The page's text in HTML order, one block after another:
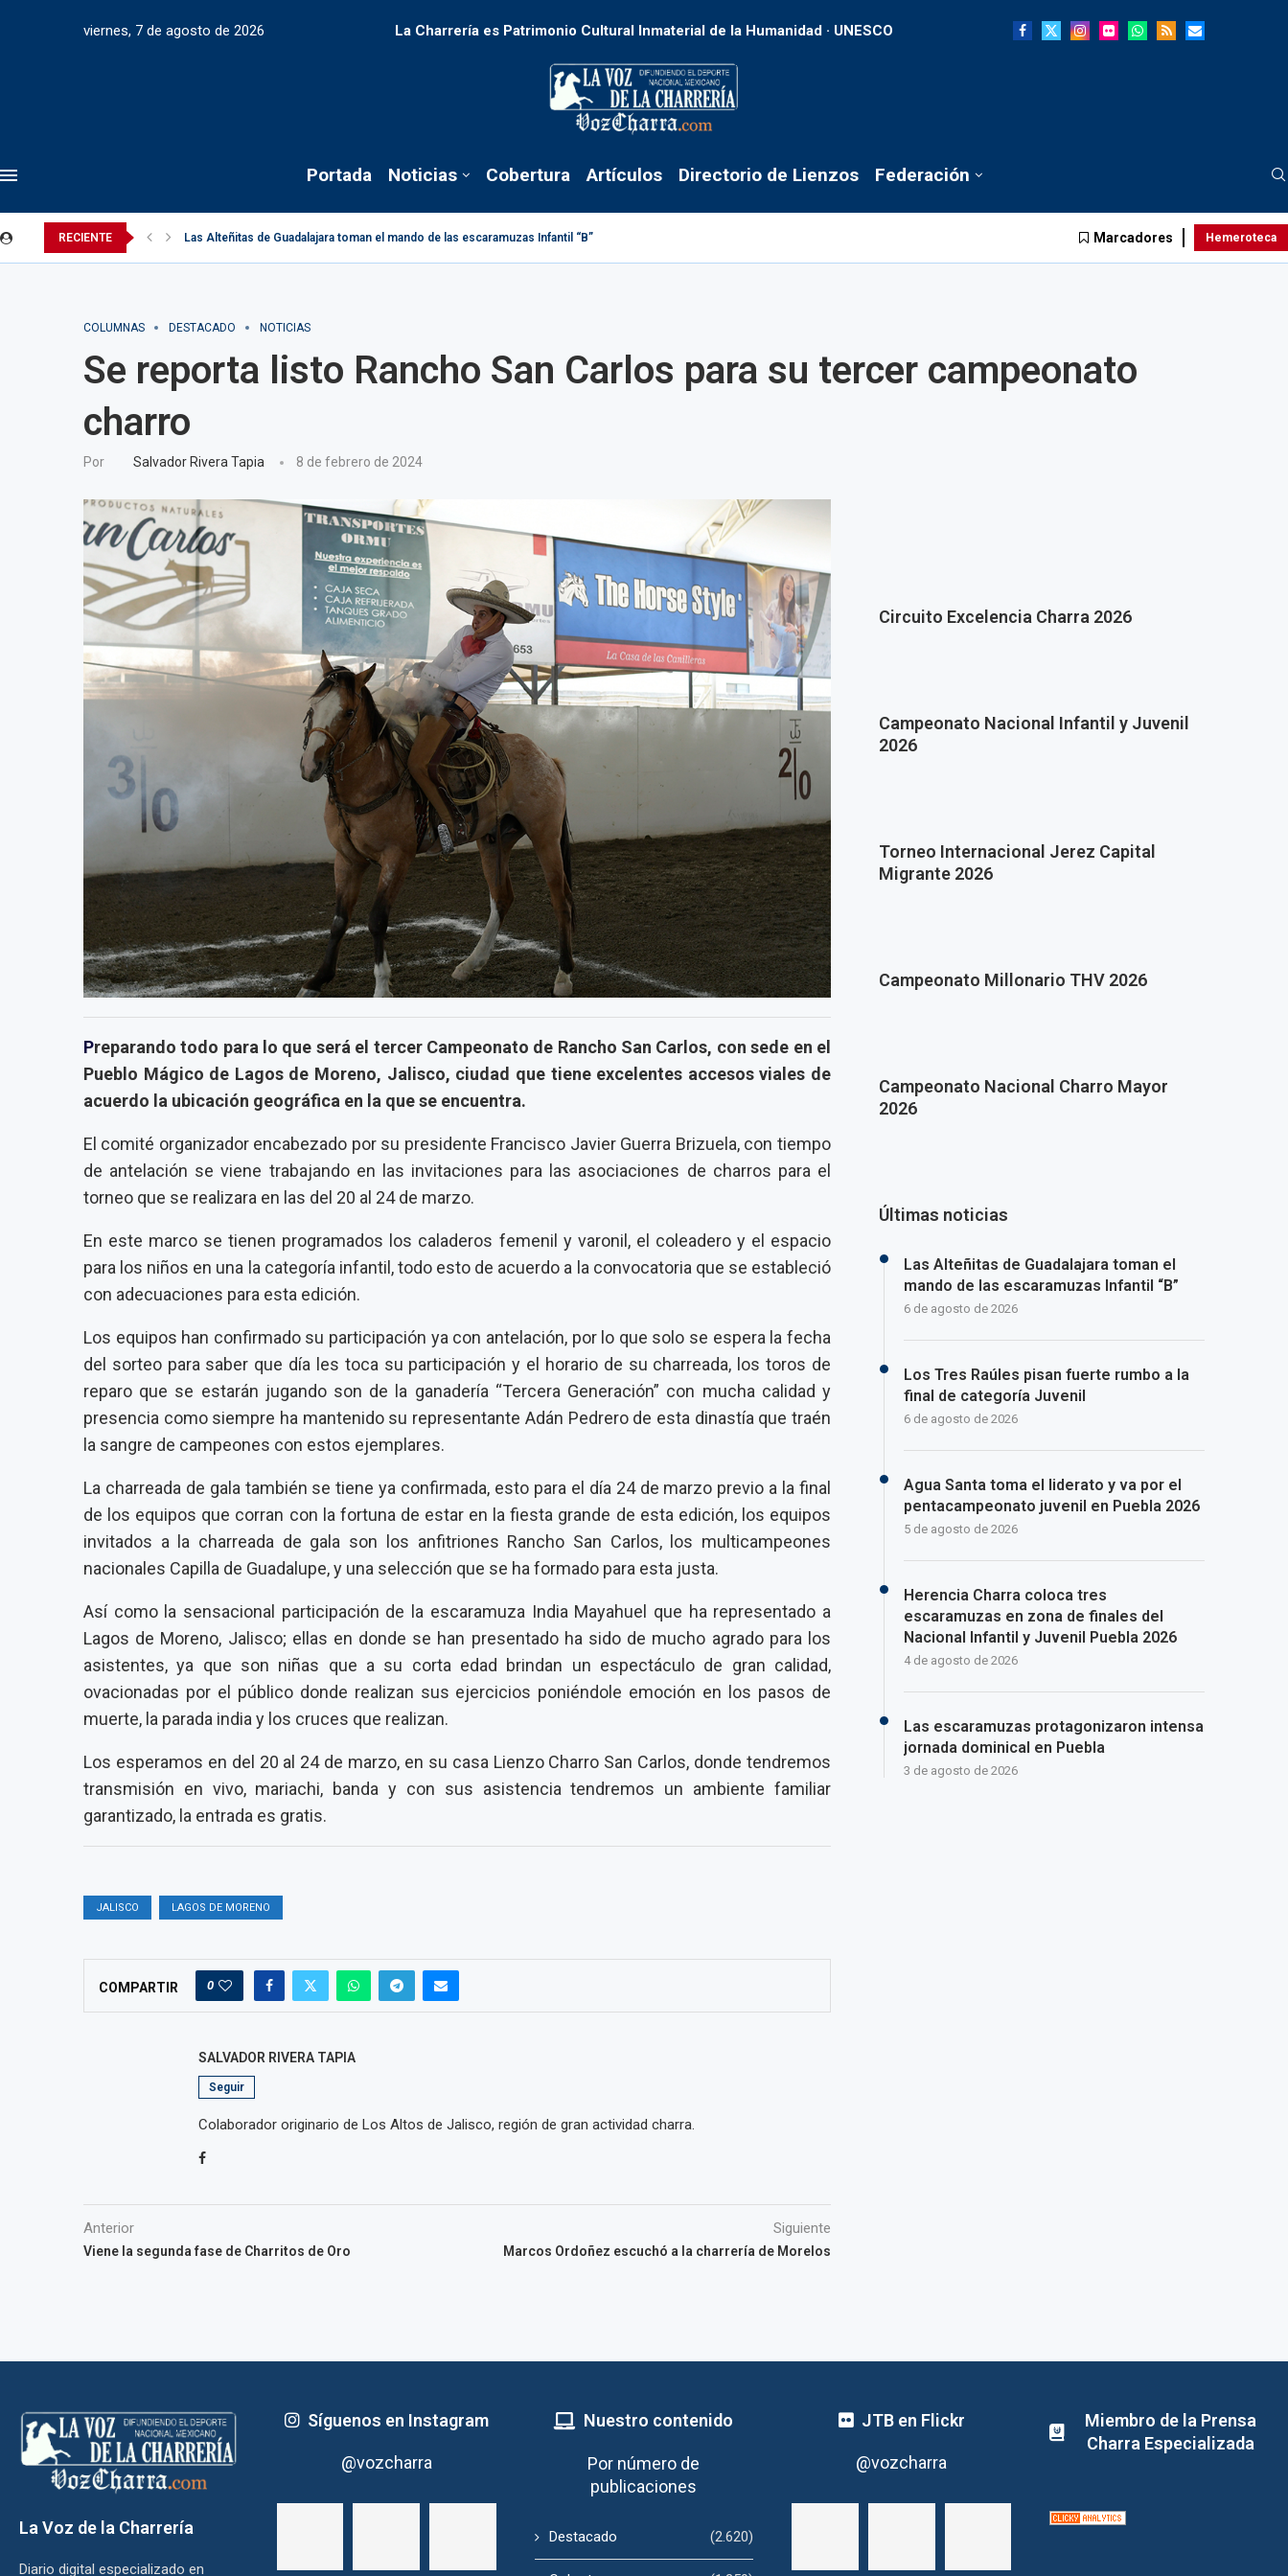
viernes, 7 de agosto de 2026 La Charrería es Patrimonio Cultural Inmaterial de la Humanidad · UNESCO
Portada Noticias Cobertura Artículos Directorio de Lienzos Federación
RECIENTE Las Alteñitas de Guadalajara toman el mando de las escaramuzas Infantil “B” Marcadores Hemeroteca
COLUMNAS DESTACADO NOTICIAS
Se reporta listo Rancho San Carlos para su tercer campeonato
charro
Por Salvador Rivera Tapia 8 de febrero de 2024
Preparando todo para lo que será el tercer Campeonato de Rancho San Carlos, con sede en el
Pueblo Mágico de Lagos de Moreno, Jalisco, ciudad que tiene excelentes accesos viales de
acuerdo la ubicación geográfica en la que se encuentra.
El comité organizador encabezado por su presidente Francisco Javier Guerra Brizuela, con tiempo
de antelación se viene trabajando en las invitaciones para las asociaciones de charros para el
torneo que se realizara en las del 20 al 24 de marzo.
En este marco se tienen programados los caladeros femenil y varonil, el coleadero y el espacio
para los niños en una la categoría infantil, todo esto de acuerdo a la convocatoria que se estableció
con adecuaciones para esta edición.
Los equipos han confirmado su participación ya con antelación, por lo que solo se espera la fecha
del sorteo para saber que día les toca su participación y el horario de su charreada, los toros de
reparo que se estarán jugando son de la ganadería “Tercera Generación” con mucha calidad y
presencia como siempre ha mantenido su representante Adán Pedrero de esta dinastía que traén
la sangre de campeones con estos ejemplares.
La charreada de gala también se tiene ya confirmada, esto para el día 24 de marzo previo a la final
de los equipos que corran con la fortuna de estar en la fiesta grande de esta edición, los equipos
invitados a la charreada de gala son los anfitriones Rancho San Carlos, los multicampeones
nacionales Capilla de Guadalupe, y una selección que se ha formado para esta justa.
Así como la sensacional participación de la escaramuza India Mayahuel que ha representado a
Lagos de Moreno, Jalisco; ellas en donde se han presentado ha sido de mucho agrado para los
asistentes, ya que son niñas que a su corta edad brindan un espectáculo de gran calidad,
ovacionadas por el público donde realizan sus ejercicios poniéndole emoción en los pasos de
muerte, la parada india y los cruces que realizan.
Los esperamos en del 20 al 24 de marzo, en su casa Lienzo Charro San Carlos, donde tendremos
transmisión en vivo, mariachi, banda y con sus asistencia tendremos un ambiente familiar
garantizado, la entrada es gratis.
JALISCO LAGOS DE MORENO
COMPARTIR 0
SALVADOR RIVERA TAPIA
Seguir
Colaborador originario de Los Altos de Jalisco, región de gran actividad charra.
Anterior
Viene la segunda fase de Charritos de Oro
Siguiente
Marcos Ordoñez escuchó a la charrería de Morelos
Circuito Excelencia Charra 2026
Campeonato Nacional Infantil y Juvenil
2026
Torneo Internacional Jerez Capital
Migrante 2026
Campeonato Millonario THV 2026
Campeonato Nacional Charro Mayor
2026
Últimas noticias
Las Alteñitas de Guadalajara toman el
mando de las escaramuzas Infantil “B”
6 de agosto de 2026
Los Tres Raúles pisan fuerte rumbo a la
final de categoría Juvenil
6 de agosto de 2026
Agua Santa toma el liderato y va por el
pentacampeonato juvenil en Puebla 2026
5 de agosto de 2026
Herencia Charra coloca tres
escaramuzas en zona de finales del
Nacional Infantil y Juvenil Puebla 2026
4 de agosto de 2026
Las escaramuzas protagonizaron intensa
jornada dominical en Puebla
3 de agosto de 2026
La Voz de la Charrería
Diario digital especializado en
Síguenos en Instagram
@vozcharra
Nuestro contenido
Por número de
publicaciones
Destacado (2.620)
JTB en Flickr
@vozcharra
Miembro de la Prensa
Charra Especializada